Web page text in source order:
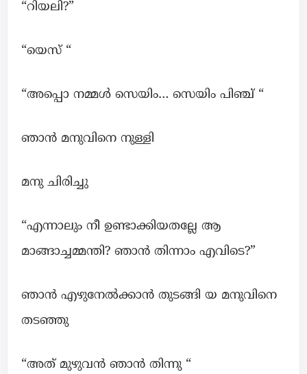
“റിയലി?”
“യെസ് “
“അപ്പൊ നമ്മൾ സെയിം… സെയിം പിഞ്ച് “
ഞാൻ മനുവിനെ നുള്ളി
മനു ചിരിച്ചു
“എന്നാലും നീ ഉണ്ടാക്കിയതല്ലേ ആ
മാങ്ങാച്ചമ്മന്തി? ഞാൻ തിന്നാം എവിടെ?”
ഞാൻ എഴുനേൽക്കാൻ തുടങ്ങി യ മനുവിനെ
തടഞ്ഞു
“അത് മുഴുവൻ ഞാൻ തിന്നു “